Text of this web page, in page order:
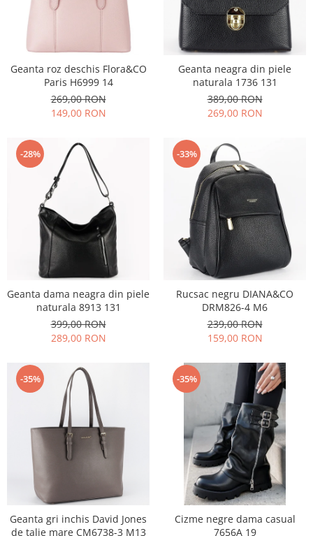
Geanta roz deschis Flora&CO
Paris H6999 14
269,00 RON
149,00 RON
Geanta neagra din piele
naturala 1736 131
389,00 RON
269,00 RON
-28%
Geanta dama neagra din piele
naturala 8913 131
399,00 RON
289,00 RON
-33%
Rucsac negru DIANA&CO
DRM826-4 M6
239,00 RON
159,00 RON
-35%
Geanta gri inchis David Jones
de talie mare CM6738-3 M13
-35%
Cizme negre dama casual
7656A 19